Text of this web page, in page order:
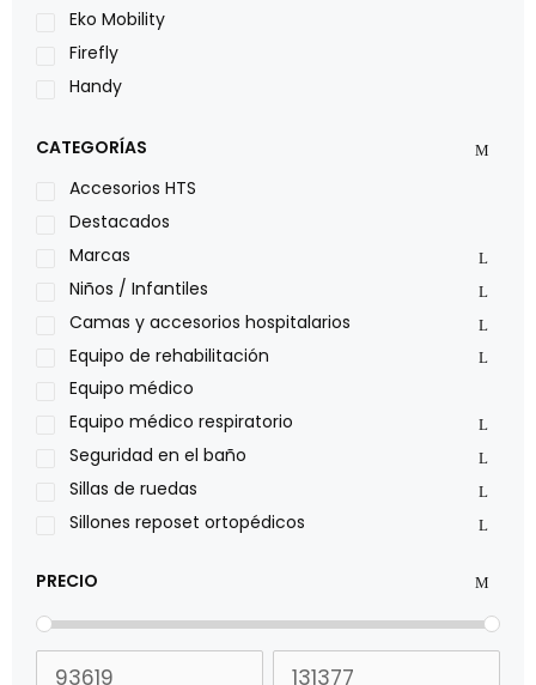
Eko Mobility
Firefly
Handy
Leggero
Lumex
Medical Store
Nidek
Oxiplus
Philips
Pride
Roho
Sillas de ruedas Everest Jennings
Stealth products
Xiehe Medical
CATEGORÍAS
Accesorios HTS
Destacados
Marcas
Niños / Infantiles
Camas y accesorios hospitalarios
Equipo de rehabilitación
Equipo médico
Equipo médico respiratorio
Seguridad en el baño
Sillas de ruedas
Sillones reposet ortopédicos
PRECIO